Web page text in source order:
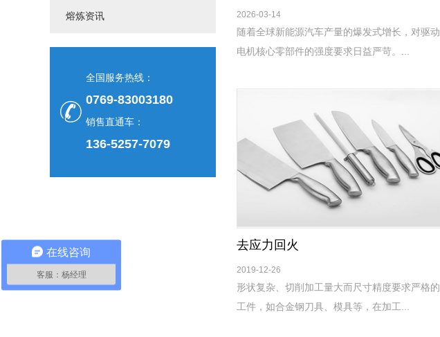
熔炼资讯
全国服务热线：
0769-83003180
销售直通车：
136-5257-7079
2026-03-14
随着全球新能源汽车产量的爆发式增长，对驱动
电机核心零部件的强度要求日益严苛。...
去应力回火
2019-12-26
形状复杂、切削加工量大而尺寸精度要求严格的
工件，如合金钢刀具、模具等，在加工...
在线咨询
客服：杨经理